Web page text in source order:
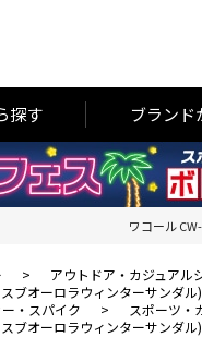
探す ブランド
ワコール
> アウトドア・カジュアル
ブオーロラウィンターサンダル)
・スパイク > スポーツ・
ブオーロラウィンターサンダル)